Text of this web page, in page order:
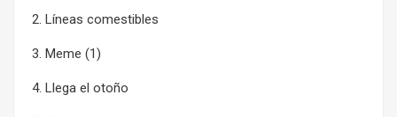
Líneas comestibles
Meme (1)
Llega el otoño